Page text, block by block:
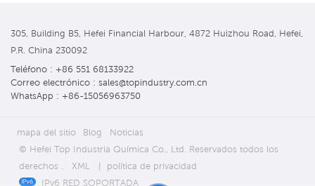
305, Building B5, Hefei Financial Harbour, 4872 Huizhou Road, Hefei,
P.R. China 230092
Teléfono : +86 551 68133922
Correo electrónico : sales@topindustry.com.cn
WhatsApp : +86-15056963750
mapa del sitio Blog
Noticias
© Hefei Top Industria Química Co., Ltd. Reservados todos los
derechos .
XML |
política de privacidad
IPv6 RED SOPORTADA